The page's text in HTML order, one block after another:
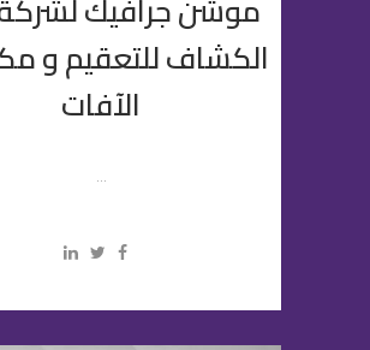
الكشاف للتعقيم و
الآفات
...